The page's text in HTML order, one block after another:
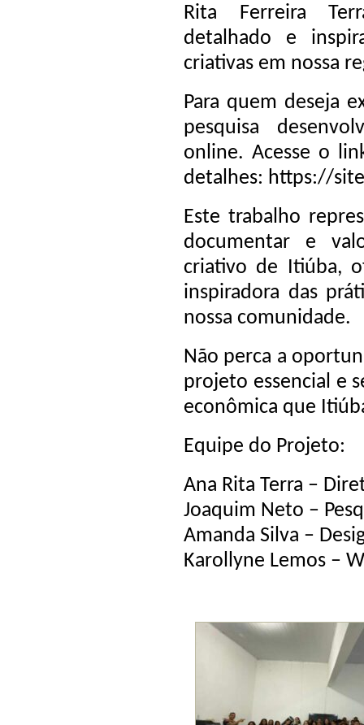
Rita Ferreira
detalhado e
criativas em nossa
Para quem deseja
pesquisa
online. Acesse o
detalhes: https://
Este trabalho
documentar e
criativo de Itiúba,
inspiradora das
nossa comunidade.
Não perca a
projeto essencial e
econômica que
Equipe do Projeto:
Ana Rita Terra –
Joaquim Neto –
Amanda Silva –
Karollyne Lemos –